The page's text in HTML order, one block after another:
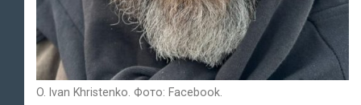
O. Ivan Khristenko. Фото: Facebook.